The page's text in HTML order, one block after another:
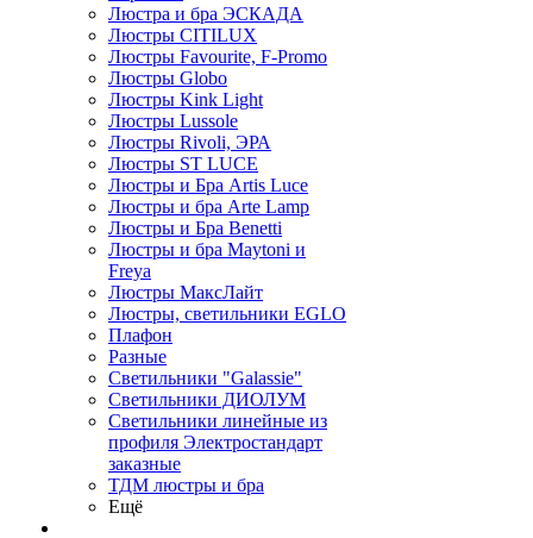
Люстра и бра ЭСКАДА
Люстры CITILUX
Люстры Favourite, F-Promo
Люстры Globo
Люстры Kink Light
Люстры Lussole
Люстры Rivoli, ЭРА
Люстры ST LUCE
Люстры и Бра Artis Luce
Люстры и бра Arte Lamp
Люстры и Бра Benetti
Люстры и бра Maytoni и
Freya
Люстры МаксЛайт
Люстры, светильники EGLO
Плафон
Разные
Светильники "Galassie"
Светильники ДИОЛУМ
Светильники линейные из
профиля Электростандарт
заказные
ТДМ люстры и бра
Ещё